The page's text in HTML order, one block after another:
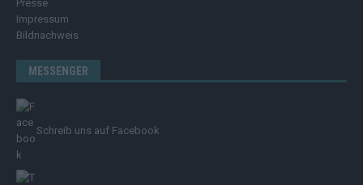
Presse
Impressum
Bildnachweis
MESSENGER
Schreib uns auf Facebook